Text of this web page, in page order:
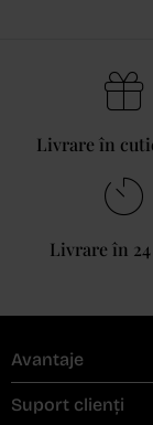
Livrare în
Livrare în
Avantaje
Suport clienți